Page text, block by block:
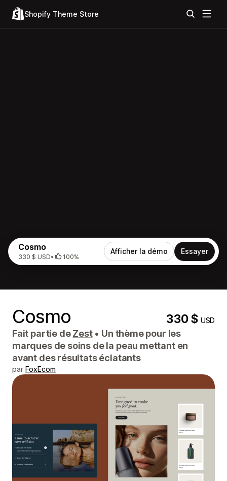
Shopify Theme Store
Cosmo
330 $ USD• 100%
Afficher la démo Essayer
Cosmo 330 $USD
Fait partie deZest • Un thème pour les
marques de soins de la peau mettant en
avant des résultats éclatants
par FoxEcom